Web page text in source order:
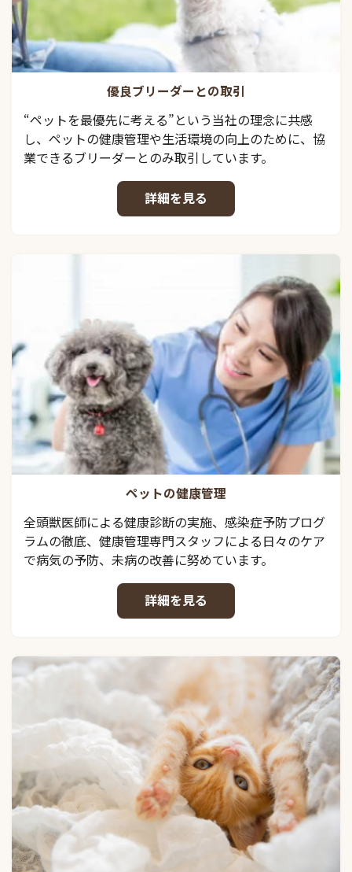
優良ブリーダーとの取引
“ペットを最優先に考える”という当社の理念に共感
し、ペットの健康管理や生活環境の向上のために、協
業できるブリーダーとのみ取引しています。
詳細を見る
ペットの健康管理
全頭獣医師による健康診断の実施、感染症予防プログ
ラムの徹底、健康管理専門スタッフによる日々のケア
で病気の予防、未病の改善に努めています。
詳細を見る